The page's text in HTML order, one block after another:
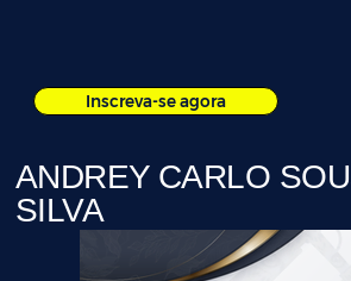
Inscreva-se agora
ANDREY CARLO
SILVA